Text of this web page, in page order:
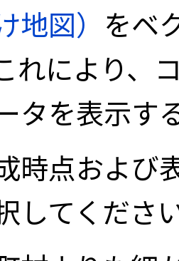
地図） をベ
れにより、
タを表示す
時点および
してくださ